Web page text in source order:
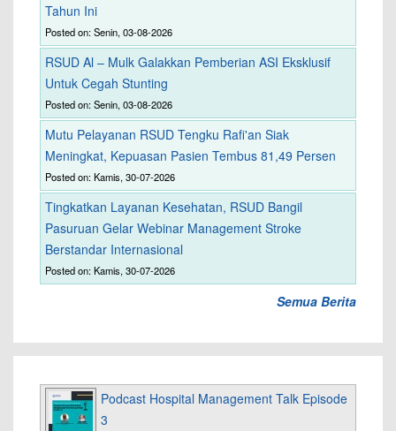
Tahun Ini
Posted on: Senin, 03-08-2026
RSUD Al – Mulk Galakkan Pemberian ASI Eksklusif
Untuk Cegah Stunting
Posted on: Senin, 03-08-2026
Mutu Pelayanan RSUD Tengku Rafi'an Siak
Meningkat, Kepuasan Pasien Tembus 81,49 Persen
Posted on: Kamis, 30-07-2026
Tingkatkan Layanan Kesehatan, RSUD Bangil
Pasuruan Gelar Webinar Management Stroke
Berstandar Internasional
Posted on: Kamis, 30-07-2026
Semua Berita
Podcast Hospital Management Talk Episode
3